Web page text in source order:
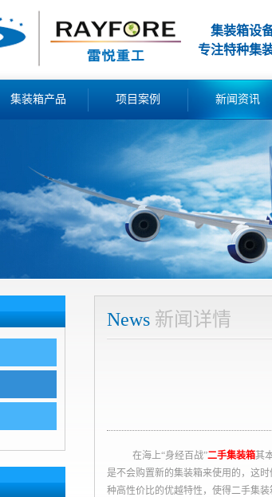
集装箱设
专注特种集
集装箱产品 项目案例 新闻资讯
News 新闻详情
在海上“身经百战”二手集装箱其
是不会购置新的集装箱来使用的，这
种高性价比的优越特性，使得二手集